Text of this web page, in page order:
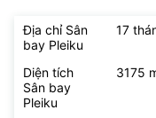
Địa chỉ Sân
bay Pleiku
17
Diện tích
Sân bay
Pleiku
3175